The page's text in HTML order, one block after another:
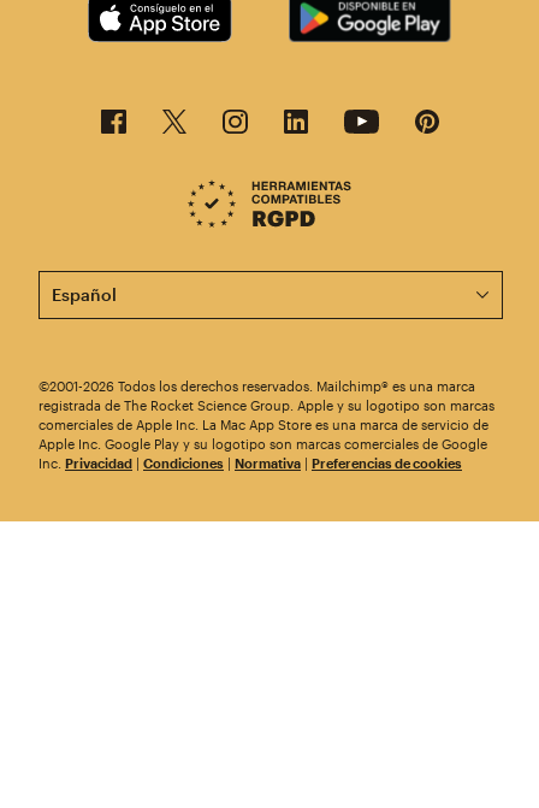
Esta página está disponible en otros idiomas. ¡Elige
©2001-2026 Todos los derechos reservados. Mailchimp® es una marca
registrada de The Rocket Science Group. Apple y su logotipo son marcas
comerciales de Apple Inc. La Mac App Store es una marca de servicio de
Apple Inc. Google Play y su logotipo son marcas comerciales de Google
Inc. Privacidad | Condiciones | Normativa | Preferencias de cookies